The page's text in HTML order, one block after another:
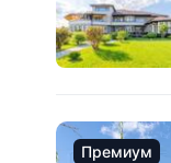
Премиум